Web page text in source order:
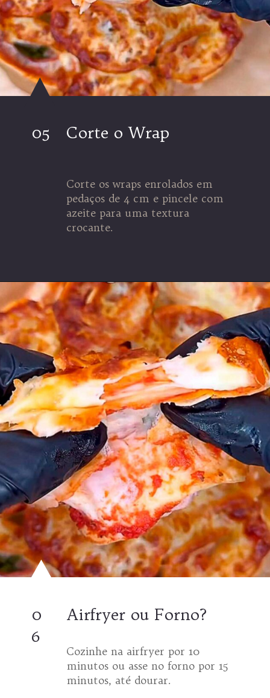
Corte o Wrap
05
Corte os wraps enrolados em
pedaços de 4 cm e pincele com
azeite para uma textura
crocante.
Airfryer ou Forno?
0
6
Cozinhe na airfryer por 10
minutos ou asse no forno por 15
minutos, até dourar.